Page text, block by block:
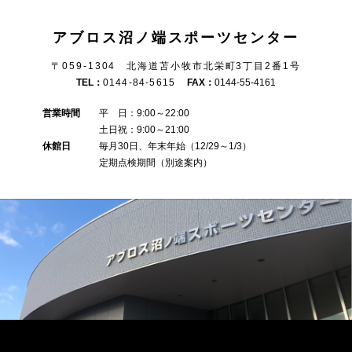
アブロス沼ノ端スポーツセンター
〒059-1304 北海道苫小牧市北栄町3丁目2番1号
TEL： 0144-84-5615 FAX：0144-55-4161
営業時間 平 日：9:00～22:00
土日祝：9:00～21:00
休館日 毎月30日、年末年始（12/29～1/3）
定期点検期間（別途案内）